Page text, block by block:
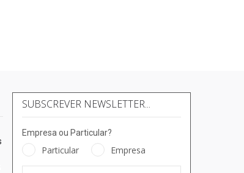
SUBSCREVER NEWSLETTER...
Empresa ou Particular?
Particular Empresa